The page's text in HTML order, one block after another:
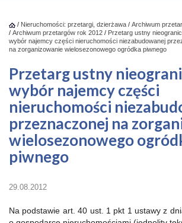
/ Nieruchomości: przetargi, dzierżawa / Archiwum
/ Archiwum przetargów rok 2012 / Przetarg ustny
wybór najemcy części nieruchomości niezabudowanej
na zorganizowanie wielosezonowego ogródka piwnego
Przetarg ustny
wybór najemcy części
nieruchomości
przeznaczonej na
wielosezonowego
piwnego
29.08.2012
Na podstawie art. 40 ust. 1 pkt 1 ustawy z